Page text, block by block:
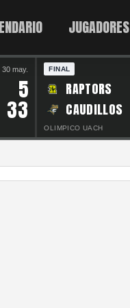
JUGADORES
30 may.
5
33
FINAL
RAPTORS
CAUDILLOS
OLIMPICO UACH